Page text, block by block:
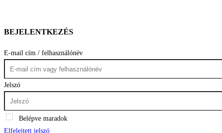
BEJELENTKEZÉS
E-mail cím / felhasználónév
Jelszó
Belépve maradok
Elfelejtett jelszó